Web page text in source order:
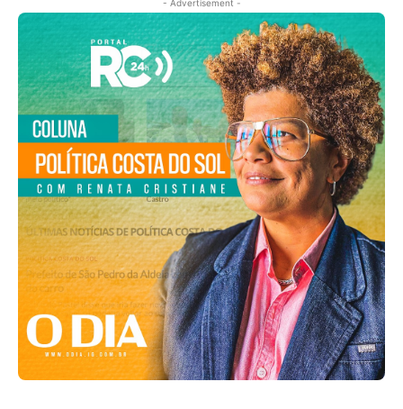
- Advertisement -